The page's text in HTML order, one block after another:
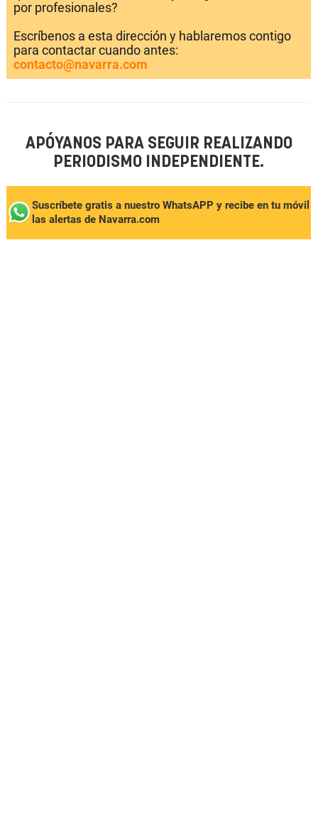
por profesionales?
Escríbenos a esta dirección y hablaremos contigo
para contactar cuando antes:
contacto@navarra.com
APÓYANOS PARA SEGUIR REALIZANDO
PERIODISMO INDEPENDIENTE.
Suscríbete gratis a nuestro WhatsAPP y recibe en tu móvil
las alertas de Navarra.com